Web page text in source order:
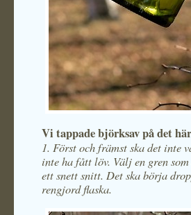
Vi tappade björksav på det
1. Först och främst ska det inte
inte ha fått löv. Välj en gren
ett snett snitt. Det ska börja
rengjord flaska.